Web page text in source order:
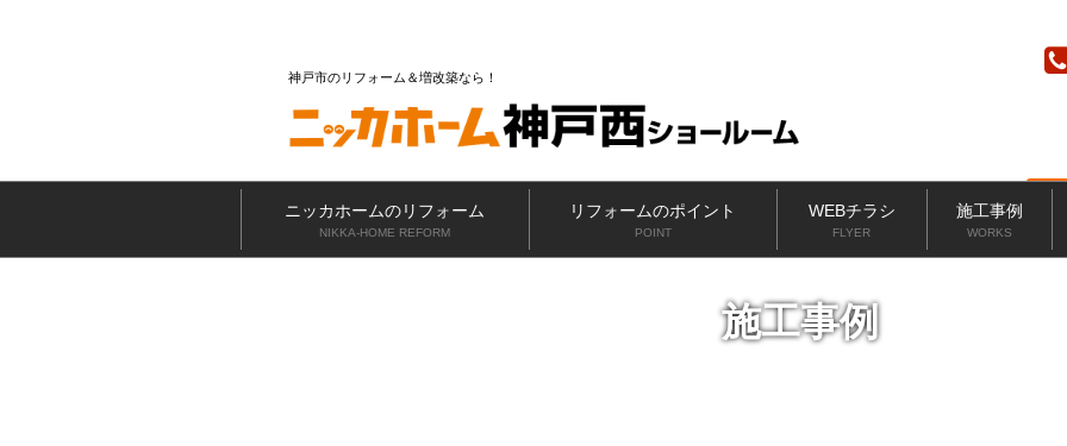
神戸市のリフォーム＆増改築なら
ニッカホームのリフォーム
NIKKA-HOME REFORM
リフォームのポイント
POINT
WEBチラシ
FLYER
施工事例
WORKS
施工事例